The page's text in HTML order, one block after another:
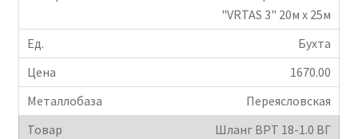
"VRTAS 3" 20м х 25м
Бухта
1670.00
Переясловская
Шланг ВРТ 18-1.0 ВГ